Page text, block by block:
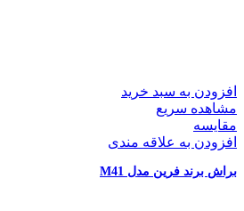
افزودن به سبد خرید
مشاهده سریع
مقایسه
افزودن به علاقه مندی
براش برند فرین مدل M41